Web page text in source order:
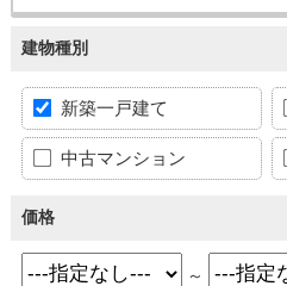
建物種別
新築一戸建て
中古マンション
価格
～